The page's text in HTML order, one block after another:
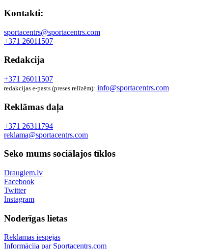
Kontakti:
sportacentrs@sportacentrs.com
+371 26011507
Redakcija
+371 26011507
redakcijas e-pasts (preses relīzēm): info@sportacentrs.com
Reklāmas daļa
+371 26311794
reklama@sportacentrs.com
Seko mums sociālajos tīklos
Draugiem.lv
Facebook
Twitter
Instagram
Noderīgas lietas
Reklāmas iespējas
Informācija par Sportacentrs.com